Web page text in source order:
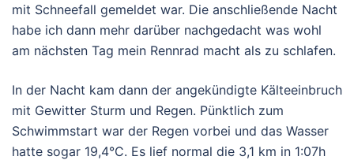
mit Schneefall gemeldet war. Die anschließende Nacht
habe ich dann mehr darüber nachgedacht was wohl
am nächsten Tag mein Rennrad macht als zu schlafen.
In der Nacht kam dann der angekündigte Kälteeinbruch
mit Gewitter Sturm und Regen. Pünktlich zum
Schwimmstart war der Regen vorbei und das Wasser
hatte sogar 19,4°C. Es lief normal die 3,1 km in 1:07h